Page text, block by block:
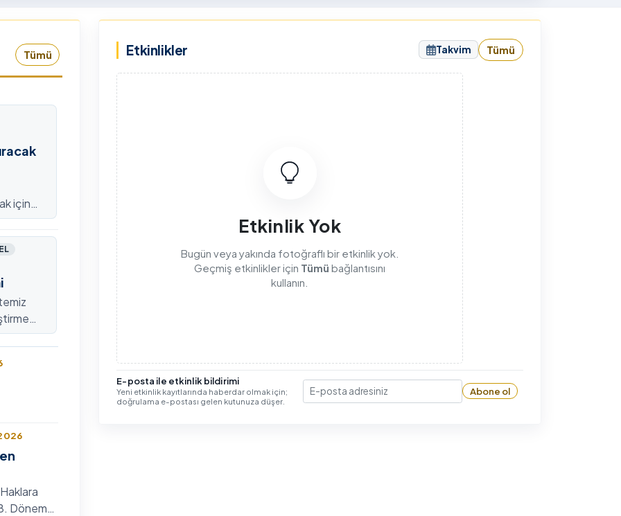
Üniversitesi Yenisey
ev sahipliğinde
akademik katkı ve proje
Tümü
için
Dönem
Etkinlikler Takvim Tümü
Etkinlik Yok
Bugün veya yakında fotoğraflı bir etkinlik yok.
Geçmiş etkinlikler için Tümü bağlantısını
kullanın.
E-posta ile etkinlik bildirimi
Yeni etkinlik kayıtlarında haberdar olmak için;
doğrulama e-postası gelen kutunuza düşer.
E-posta
Abone ol